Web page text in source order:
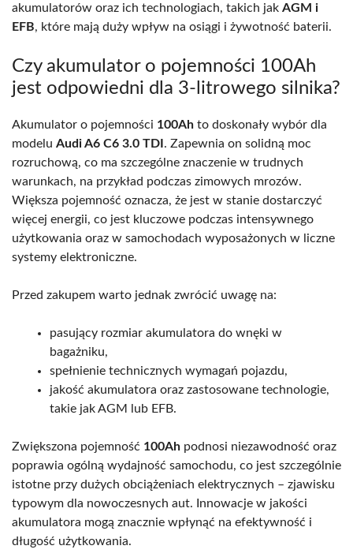
akumulatorów oraz ich technologiach, takich jak AGM i
EFB, które mają duży wpływ na osiągi i żywotność baterii.
Czy akumulator o pojemności 100Ah
jest odpowiedni dla 3-litrowego silnika?
Akumulator o pojemności 100Ah to doskonały wybór dla
modelu Audi A6 C6 3.0 TDI . Zapewnia on solidną moc
rozruchową, co ma szczególne znaczenie w trudnych
warunkach, na przykład podczas zimowych mrozów.
Większa pojemność oznacza, że jest w stanie dostarczyć
więcej energii, co jest kluczowe podczas intensywnego
użytkowania oraz w samochodach wyposażonych w liczne
systemy elektroniczne.
Przed zakupem warto jednak zwrócić uwagę na:
pasujący rozmiar akumulatora do wnęki w
bagażniku,
spełnienie technicznych wymagań pojazdu,
jakość akumulatora oraz zastosowane technologie,
takie jak AGM lub EFB.
Zwiększona pojemność 100Ah podnosi niezawodność oraz
poprawia ogólną wydajność samochodu, co jest szczególnie
istotne przy dużych obciążeniach elektrycznych – zjawisku
typowym dla nowoczesnych aut. Innowacje w jakości
akumulatora mogą znacznie wpłynąć na efektywność i
długość użytkowania.